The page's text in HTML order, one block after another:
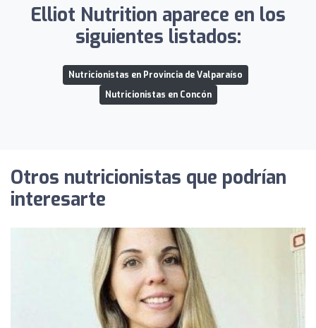
Elliot Nutrition aparece en los
siguientes listados:
Nutricionistas en Provincia de Valparaíso
Nutricionistas en Concón
Otros nutricionistas que podrían
interesarte